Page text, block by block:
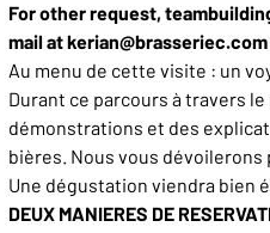
For other request,
mail at kerian@brasseriec.com
Au menu de cette visite : un
Durant ce parcours à travers
démonstrations et des
bières. Nous vous
Une dégustation viendra bien
DEUX MANIERES DE